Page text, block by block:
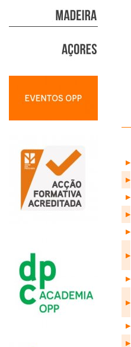
▶
▶
▶
▶
▶
▶
▶
▶
▶
▶